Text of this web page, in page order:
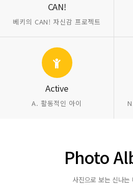
CAN!
베키의 CAN! 자신감 프로젝트
Active
A. 활동적인 아이
Photo
사진으로 보는 신나는